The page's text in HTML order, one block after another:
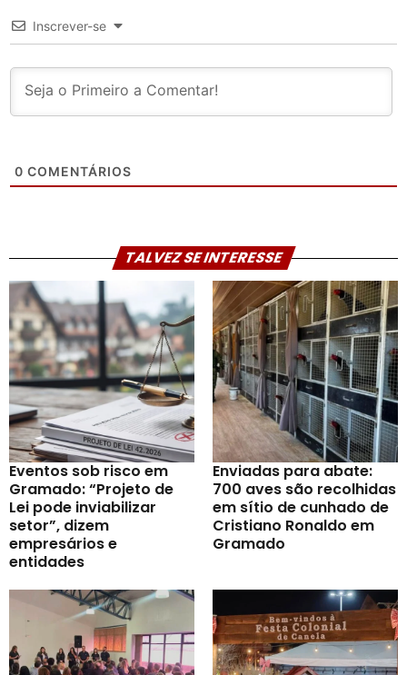
Inscrever-se
0 COMENTÁRIOS
TALVEZ SE INTERESSE
Eventos sob risco em
Gramado: “Projeto de
Lei pode inviabilizar
setor”, dizem
empresários e
entidades
Enviadas para abate:
700 aves são recolhidas
em sítio de cunhado de
Cristiano Ronaldo em
Gramado